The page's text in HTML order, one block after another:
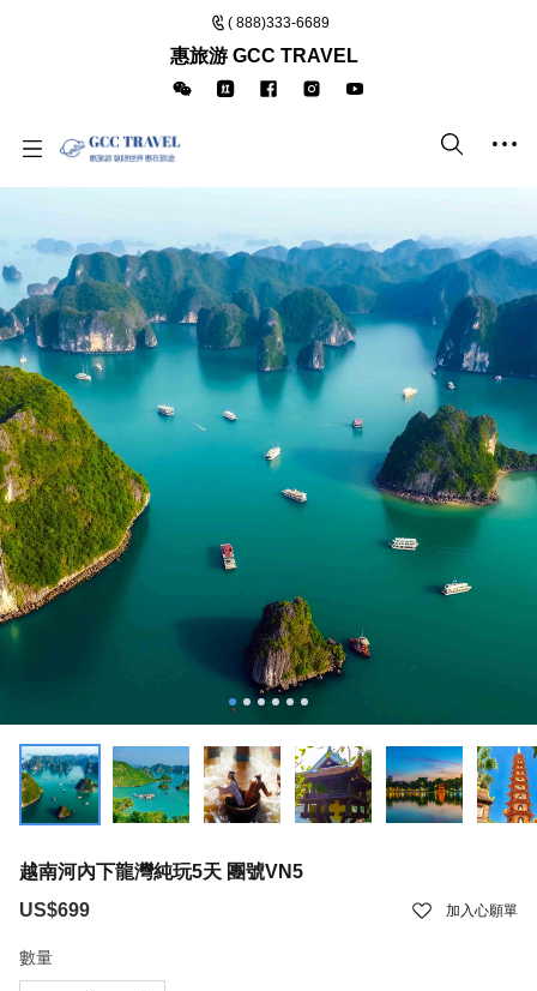
( 888)333-6689
惠旅游 GCC TRAVEL
越南河內下龍灣純玩5天 團號VN5
US$699
加入心願單
數量